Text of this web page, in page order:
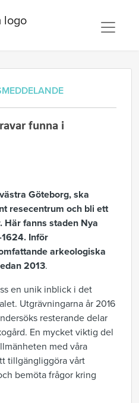
funna i
Göteborg, ska
resecentrum och bli ett
Här fanns staden Nya
Inför
arkeologiska
2013.
en unik inblick i det
Utgrävningarna år 2016
resterande delar
En mycket viktig del
med våra
tillgängliggöra vårt
bemöta frågor kring